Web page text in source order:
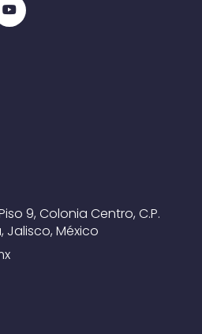
9, Colonia Centro, C.P.
Jalisco, México